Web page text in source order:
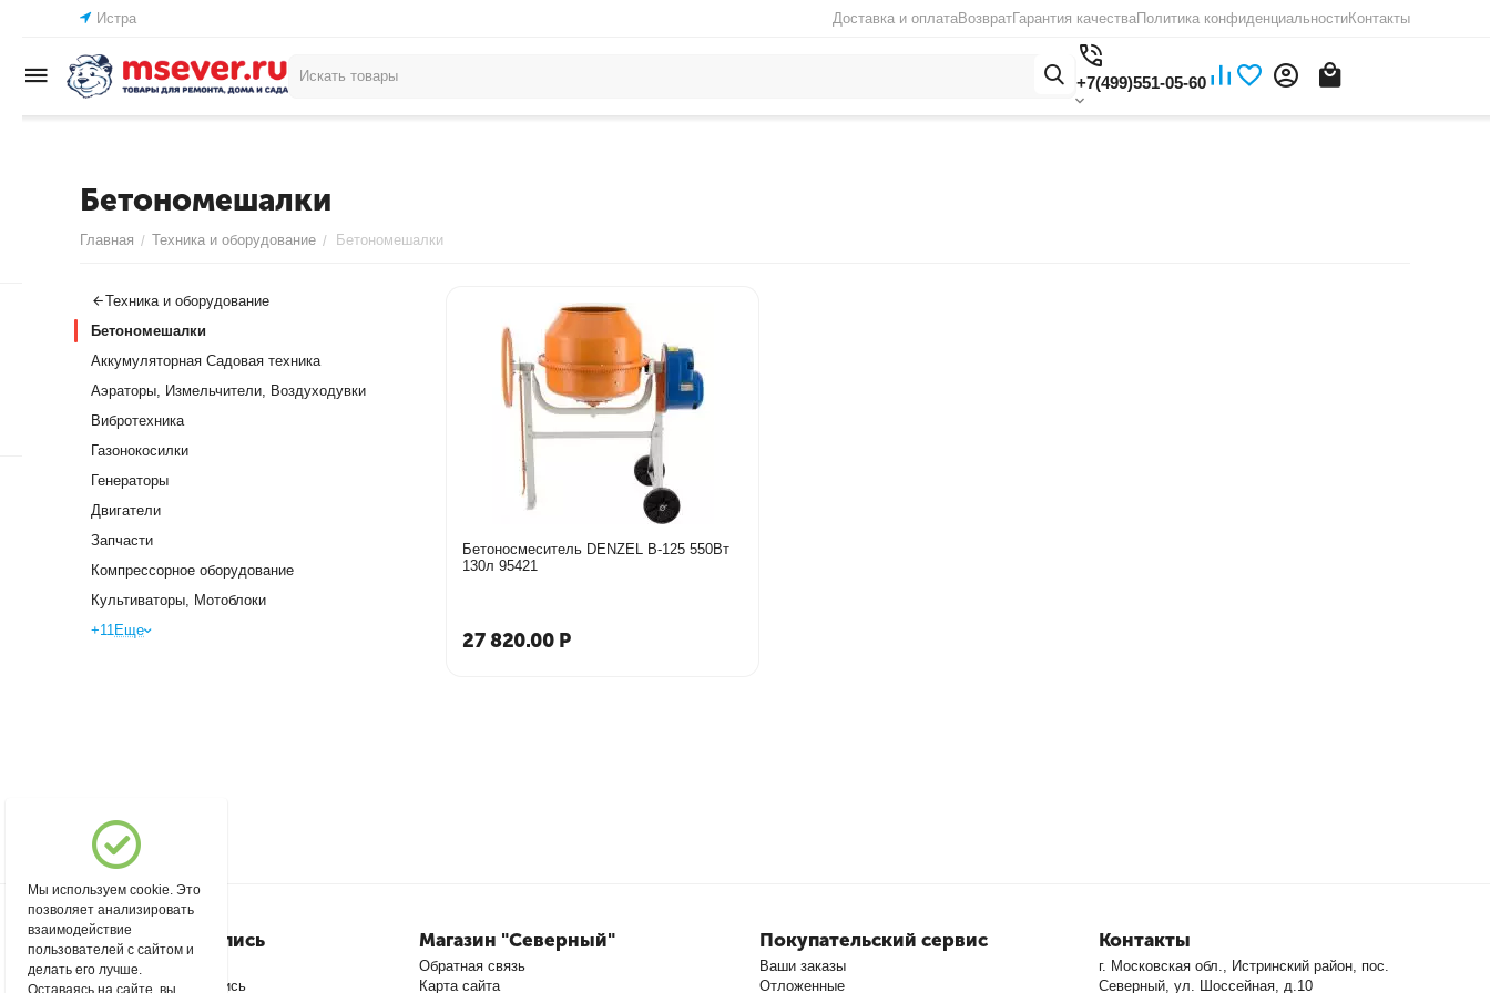
Истра Доставка и оплатаВозвратГарантия качестваПолитика конфиденциальностиКонтакты
+7(499)551-05-60
Бетономешалки
Главная / Техника и оборудование / Бетономешалки
Бетоносмеситель DENZEL В-125 550Вт
130л 95421
27 820.00 Р
Техника и оборудование
Бетономешалки
Аккумуляторная Садовая техника
Аэраторы, Измельчители, Воздуходувки
Вибротехника
Газонокосилки
Генераторы
Двигатели
Запчасти
Компрессорное оборудование
Культиваторы, Мотоблоки
+11Еще
Моя учетная запись
Войти
Создать учетную запись
Магазин "Северный"
Обратная связь
Карта сайта
Покупательский сервис
Ваши заказы
Отложенные
Контакты
г. Московская обл., Истринский район, пос.
Северный, ул. Шоссейная, д.10
Мы используем cookie. Это
позволяет анализировать
взаимодействие
пользователей с сайтом и
делать его лучше.
Оставаясь на сайте, вы